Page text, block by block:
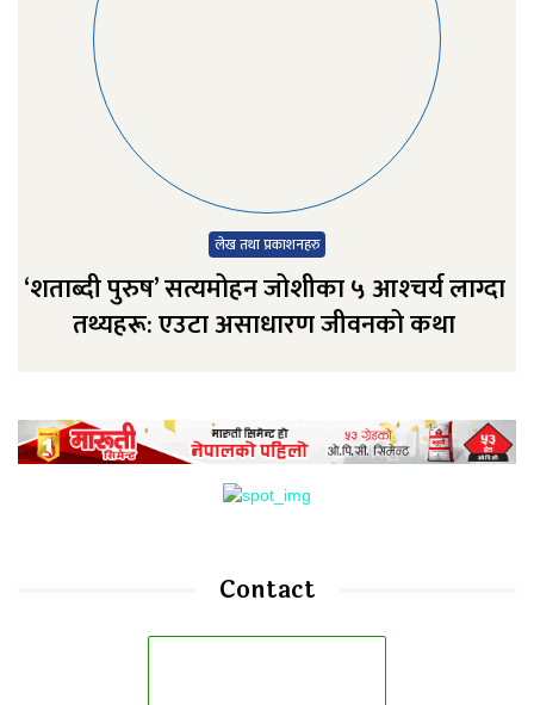
लेख तथा प्रकाशनहरु
‘शताब्दी पुरुष’ सत्यमोहन जोशीका ५ आश्‍चर्य लाग्दा
तथ्यहरू: एउटा असाधारण जीवनको कथा
Contact